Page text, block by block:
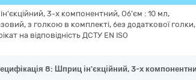
3-х компонентний, Об'єм : 10 мл,
з голкою в комплекті, без додаткової голки,
на відповідність ДСТУ EN ISO
8: Шприц ін'єкційний, 3-х